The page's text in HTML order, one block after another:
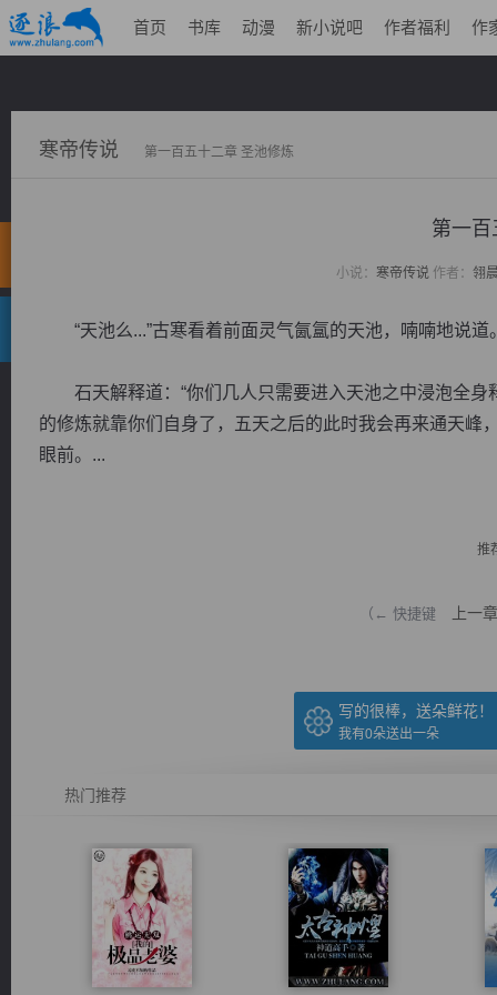
首页 书库 动漫 新小说吧 作者福利 作
寒帝传说 第一百五十二章 圣池修炼
第一百
小说： 寒帝传说作者： 翎
“天池么...”古寒看着前面灵气氤氲的天池，喃喃地说道
石天解释道：“你们几人只需要进入天池之中浸泡全身
的修炼就靠你们自身了，五天之后的此时我会再来通天峰
眼前。...
推
（← 快捷键 上一章
写的很棒，送朵鲜花！
我有0朵送出一朵
热门推荐